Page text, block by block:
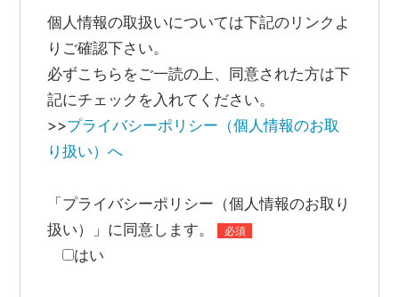
個人情報の取扱いについては下記のリンクよ
りご確認下さい。
必ずこちらをご一読の上、同意された方は下
記にチェックを入れてください。
>>プライバシーポリシー（個人情報のお取
り扱い）へ
「プライバシーポリシー（個人情報のお取り
扱い）」に同意します。
必須
はい